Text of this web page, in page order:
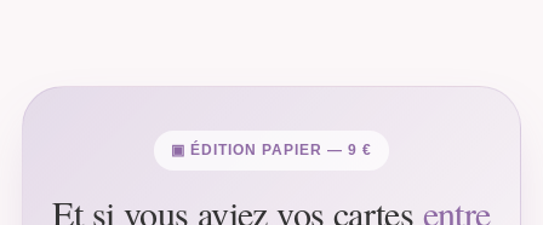
▣ ÉDITION PAPIER — 9 €
Et si vous aviez vos cartes entre